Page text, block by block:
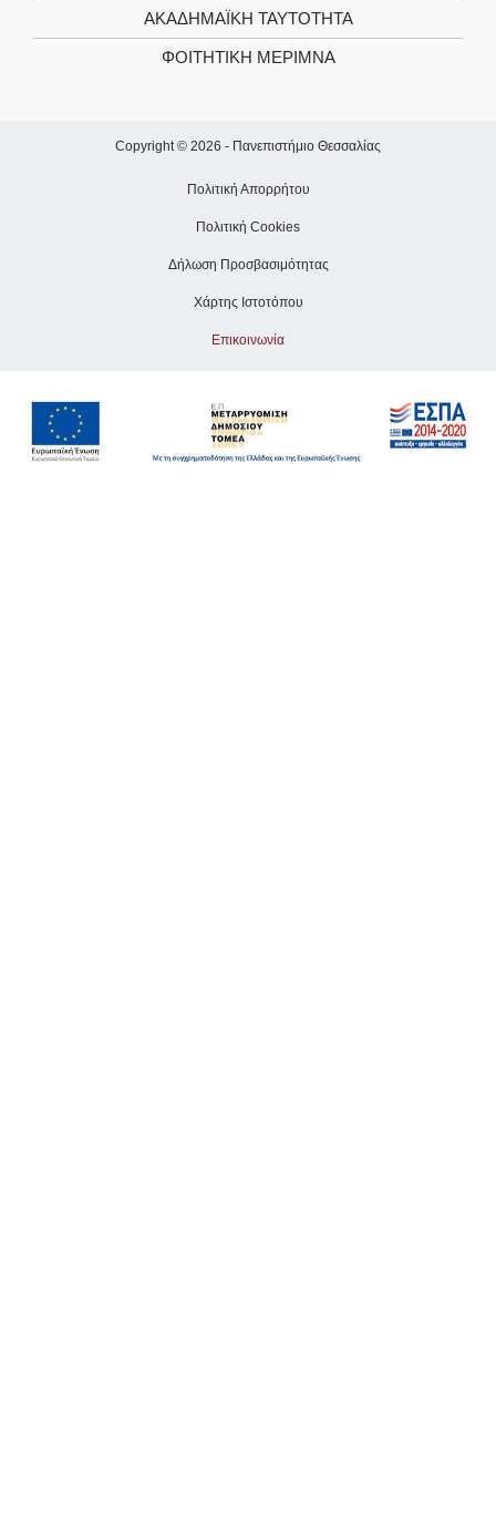
ΑΚΑΔΗΜΑΪΚΉ ΤΑΥΤΌΤΗΤΑ
ΦΟΙΤΗΤΙΚΉ ΜΈΡΙΜΝΑ
Copyright © 2026 - Πανεπιστήμιο Θεσσαλίας
Πολιτική Απορρήτου
Πολιτική Cookies
Δήλωση Προσβασιμότητας
Χάρτης Ιστοτόπου
Επικοινωνία